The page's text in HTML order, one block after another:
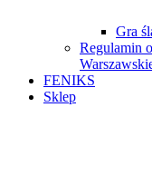
Gra
Regulamin
FENIKS
Sklep